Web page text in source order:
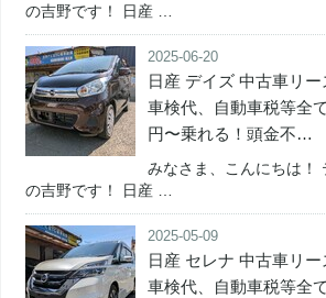
の吉野です！ 日産 …
2025-06-20
日産 デイズ 中古車リー
車検代、自動車税等全
円〜乗れる！頭金不…
みなさま、こんにちは！
の吉野です！ 日産 …
2025-05-09
日産 セレナ 中古車リー
車検代、自動車税等全